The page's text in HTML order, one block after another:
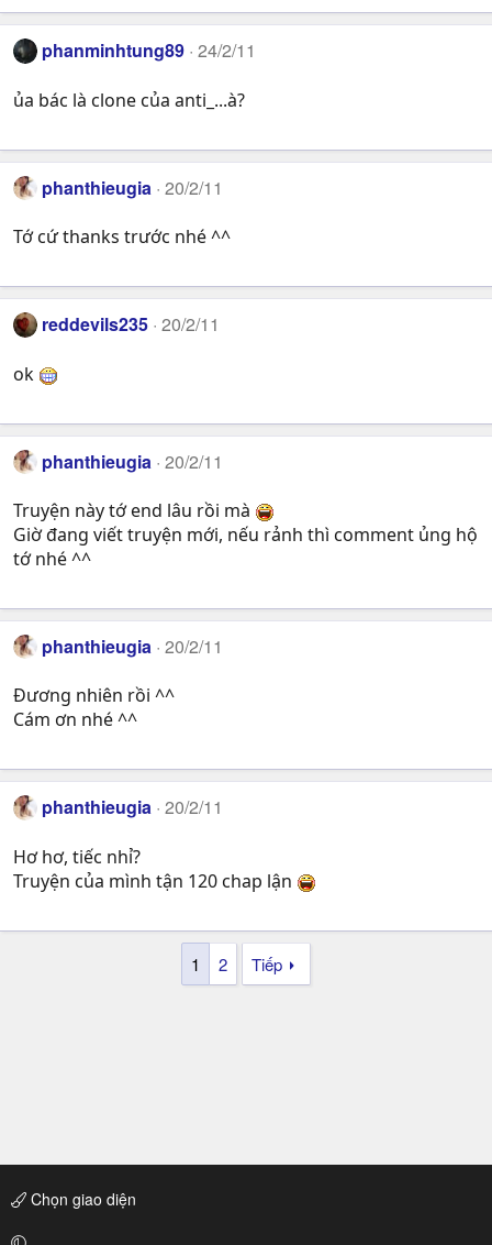
phanminhtung89 24/2/11
ủa bác là clone của anti_...à?
phanthieugia 20/2/11
Tớ cứ thanks trước nhé ^^
reddevils235 20/2/11
ok
phanthieugia 20/2/11
Truyện này tớ end lâu rồi mà
Giờ đang viết truyện mới, nếu rảnh thì comment ủng hộ
tớ nhé ^^
phanthieugia 20/2/11
Đương nhiên rồi ^^
Cám ơn nhé ^^
phanthieugia 20/2/11
Hơ hơ, tiếc nhỉ?
Truyện của mình tận 120 chap lận
1 2 Tiếp
Chọn giao diện